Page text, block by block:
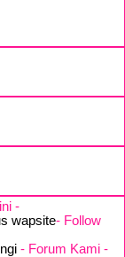
-
wapsite- Follow
- Forum Kami -